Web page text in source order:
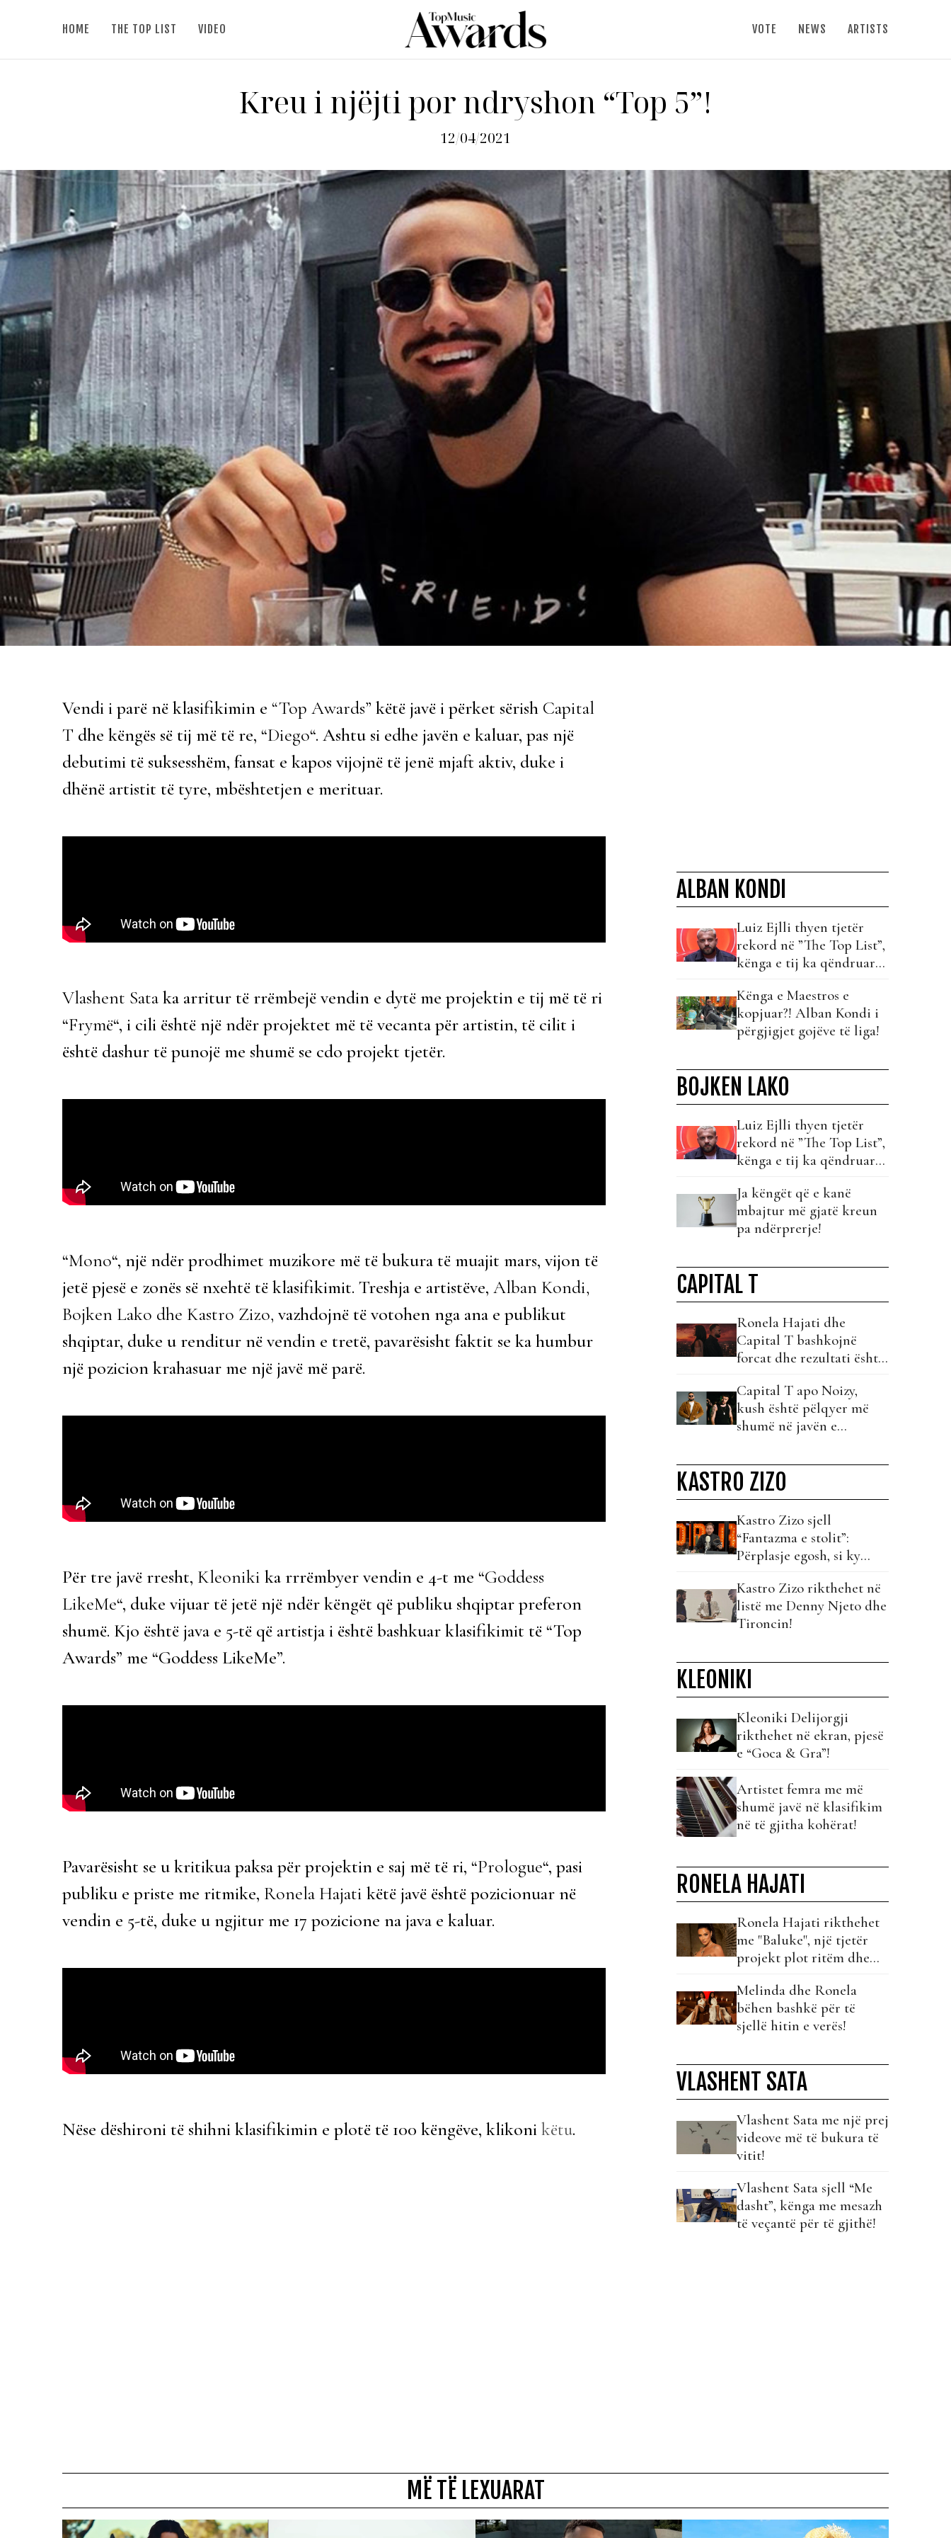
HOME THE TOP LIST VIDEO VOTE NEWS ARTISTS
Kreu i njëjti por ndryshon “Top 5”!
12/04/2021
Vendi i parë në klasifikimin e “Top Awards” këtë javë i përket sërish Capital
T dhe këngës së tij më të re, “Diego“. Ashtu si edhe javën e kaluar, pas një
debutimi të suksesshëm, fansat e kapos vijojnë të jenë mjaft aktiv, duke i
dhënë artistit të tyre, mbështetjen e merituar.
Vlashent Sataka arritur të rrëmbejë vendin e dytë me projektin e tij më të ri
“Frymë“, i cili është një ndër projektet më të vecanta për artistin, të cilit i
është dashur të punojë me shumë se cdo projekt tjetër.
“Mono“, një ndër prodhimet muzikore më të bukura të muajit mars, vijon të
jetë pjesë e zonës së nxehtë të klasifikimit. Treshja e artistëve, Alban Kondi,
Bojken Lako dhe Kastro Zizo, vazhdojnë të votohen nga ana e publikut
shqiptar, duke u renditur në vendin e tretë, pavarësisht faktit se ka humbur
një pozicion krahasuar me një javë më parë.
Për tre javë rresht, Kleoniki ka rrrëmbyer vendin e 4-t me “Goddess
LikeMe“, duke vijuar të jetë një ndër këngët që publiku shqiptar preferon
shumë. Kjo është java e 5-të që artistja i është bashkuar klasifikimit të “Top
Awards” me “Goddess LikeMe”.
Pavarësisht se u kritikua paksa për projektin e saj më të ri, “Prologue“, pasi
publiku e priste me ritmike, Ronela Hajati këtë javë është pozicionuar në
vendin e 5-të, duke u ngjitur me 17 pozicione na java e kaluar.
Nëse dëshironi të shihni klasifikimin e plotë të 100 këngëve, klikonikëtu.
ALBAN KONDI
Luiz Ejlli thyen tjetër
rekord në ”The Top List”,
kënga e tij ka qëndruar
javë rresht!
Kënga e Maestros e
kopjuar?! Alban Kondi i
përgjigjet gojëve të liga!
BOJKEN LAKO
Luiz Ejlli thyen tjetër
rekord në ”The Top List”,
kënga e tij ka qëndruar
javë rresht!
Ja këngët që e kanë
mbajtur më gjatë kreun
pa ndërprerje!
CAPITAL T
Ronela Hajati dhe
Capital T bashkojnë
forcat dhe rezultati është
Capital T apo Noizy,
kush është pëlqyer më
shumë në javën e
KASTRO ZIZO
Kastro Zizo sjell
“Fantazma e stolit”:
Përplasje egosh, si ky
Kastro Zizo rikthehet në
listë me Denny Njeto dhe
Tironcin!
KLEONIKI
Kleoniki Delijorgji
rikthehet në ekran, pjesë
e “Goca & Gra”!
Artistet femra me më
shumë javë në klasifikim
në të gjitha kohërat!
RONELA HAJATI
Ronela Hajati rikthehet
me "Baluke", një tjetër
projekt plot ritëm dhe
Melinda dhe Ronela
bëhen bashkë për të
sjellë hitin e verës!
VLASHENT SATA
Vlashent Sata me një prej
videove më të bukura të
vitit!
Vlashent Sata sjell “Me
dasht”, kënga me mesazh
të veçantë për të gjithë!
MË TË LEXUARAT